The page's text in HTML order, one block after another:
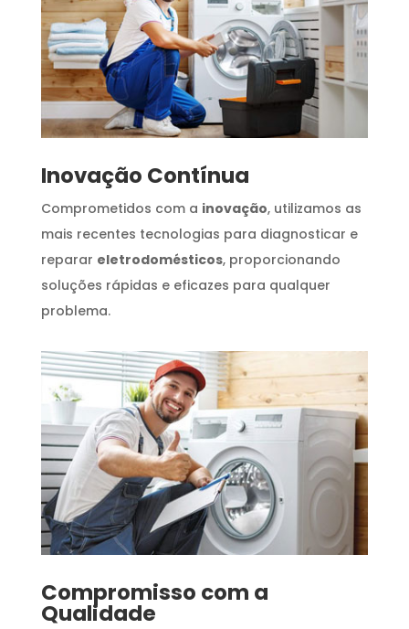
Inovação Contínua
Comprometidos com a inovação, utilizamos as
mais recentes tecnologias para diagnosticar e
reparar eletrodomésticos, proporcionando
soluções rápidas e eficazes para qualquer
problema.
Compromisso com a
Qualidade